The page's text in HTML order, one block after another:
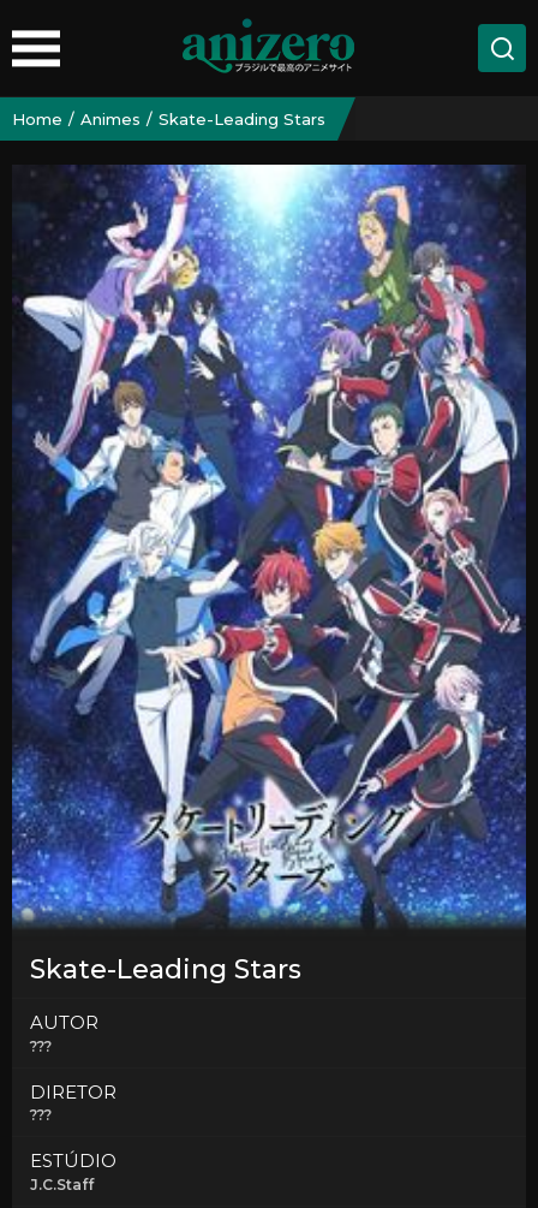
Home Animes Skate-Leading Stars
Skate-Leading Stars
AUTOR
???
DIRETOR
???
ESTÚDIO
J.C.Staff